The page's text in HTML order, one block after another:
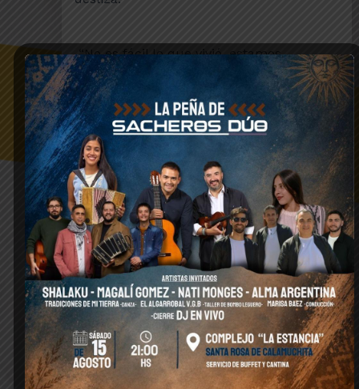
“No es fácil lo que vivió, estamos
acompañándola y sumando granitos de
arena, es la forma, y de apoco llegar al
objetivo final”, señala María Inés Ramello,
que además de la directora de Desarrollo
Social y jefa comunal electa, fue su vecina
durante muchos años.
“Como vecino corresponde darnos una
mano entre todos, mientras más seamos
es mucho más fácil, sumando más gente
se va a hacer más rápido”, agrega Claudio
Luján. El sábado, varias personas, hasta
de otras localidades de Calamuchita,
como Los Cóndores, se acercaron para
darle un “empujón” a las paredes, que